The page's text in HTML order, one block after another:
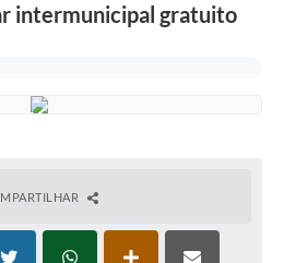
intermunicipal gratuito